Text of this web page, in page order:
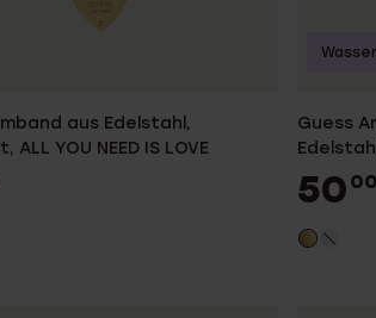
aus Edelstahl,
YOU NEED IS LOVE
Guess
50 00